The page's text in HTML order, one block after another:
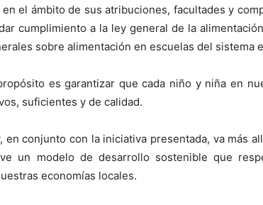
el ámbito de sus atribuciones, facultades y
cumplimiento a la ley general de la
sobre alimentación en escuelas del sistema
es garantizar que cada niño y niña en
suficientes y de calidad.
en conjunto con la iniciativa presentada, va más
un modelo de desarrollo sostenible que
economías locales.